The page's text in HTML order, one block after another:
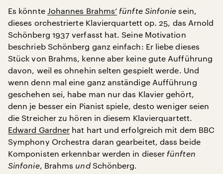
Es könnte Johannes Brahms‘ fünfte Sinfonie sein,
dieses orchestrierte Klavierquartett op. 25, das Arnold
Schönberg 1937 verfasst hat. Seine Motivation
beschrieb Schönberg ganz einfach: Er liebe dieses
Stück von Brahms, kenne aber keine gute Aufführung
davon, weil es ohnehin selten gespielt werde. Und
wenn denn mal eine ganz anständige Aufführung
geschehen sei, habe man nur das Klavier gehört,
denn je besser ein Pianist spiele, desto weniger seien
die Streicher zu hören in diesem Klavierquartett.
Edward Gardner hat hart und erfolgreich mit dem BBC
Symphony Orchestra daran gearbeitet, dass beide
Komponisten erkennbar werden in dieser fünften
Sinfonie, Brahms undSchönberg.